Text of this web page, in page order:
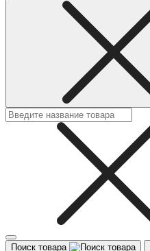
Поиск товара